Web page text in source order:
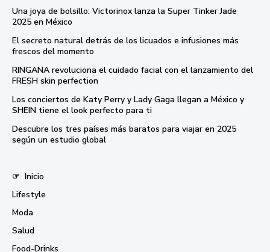
Una joya de bolsillo: Victorinox lanza la Super Tinker Jade
2025 en México
El secreto natural detrás de los licuados e infusiones más
frescos del momento
RINGANA revoluciona el cuidado facial con el lanzamiento del
FRESH skin perfection
Los conciertos de Katy Perry y Lady Gaga llegan a México y
SHEIN tiene el look perfecto para ti
Descubre los tres países más baratos para viajar en 2025
según un estudio global
☞ Inicio
Lifestyle
Moda
Salud
Food-Drinks